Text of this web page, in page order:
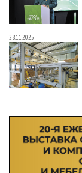
28.11.2025